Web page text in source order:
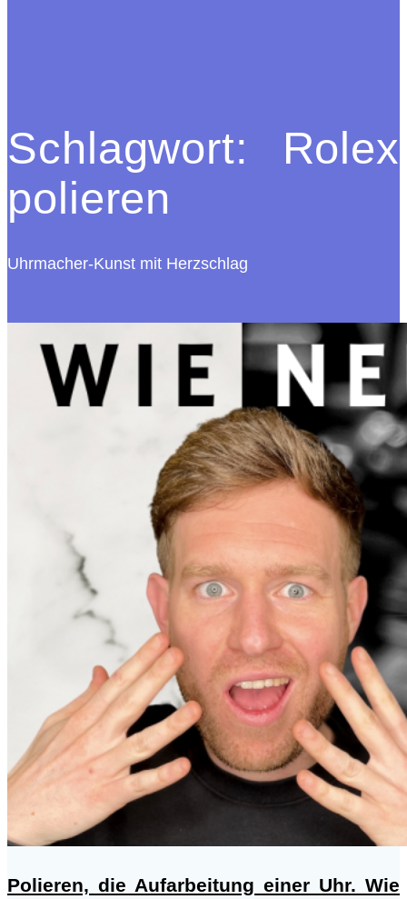
Schlagwort: Rolex
polieren
Uhrmacher-Kunst mit Herzschlag
Polieren, die Aufarbeitung einer Uhr. Wie